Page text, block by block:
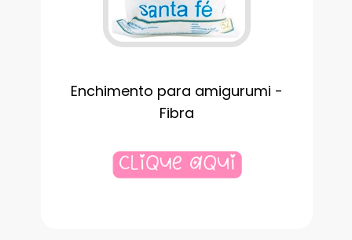
Enchimento para amigurumi -
Fibra